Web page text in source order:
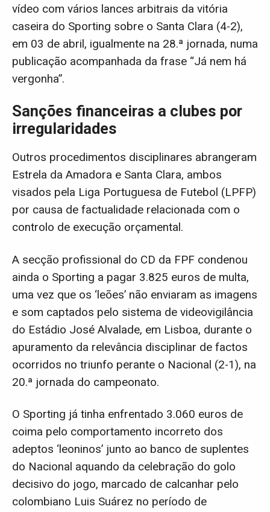
vídeo com vários lances arbitrais da vitória
caseira do Sporting sobre o Santa Clara (4-2),
em 03 de abril, igualmente na 28.ª jornada, numa
publicação acompanhada da frase “Já nem há
vergonha”.
Sanções financeiras a clubes por
irregularidades
Outros procedimentos disciplinares abrangeram
Estrela da Amadora e Santa Clara, ambos
visados pela Liga Portuguesa de Futebol (LPFP)
por causa de factualidade relacionada com o
controlo de execução orçamental.
A secção profissional do CD da FPF condenou
ainda o Sporting a pagar 3.825 euros de multa,
uma vez que os ‘leões’ não enviaram as imagens
e som captados pelo sistema de videovigilância
do Estádio José Alvalade, em Lisboa, durante o
apuramento da relevância disciplinar de factos
ocorridos no triunfo perante o Nacional (2-1), na
20.ª jornada do campeonato.
O Sporting já tinha enfrentado 3.060 euros de
coima pelo comportamento incorreto dos
adeptos ‘leoninos’ junto ao banco de suplentes
do Nacional aquando da celebração do golo
decisivo do jogo, marcado de calcanhar pelo
colombiano Luis Suárez no período de